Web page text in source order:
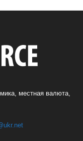
местная валюта,